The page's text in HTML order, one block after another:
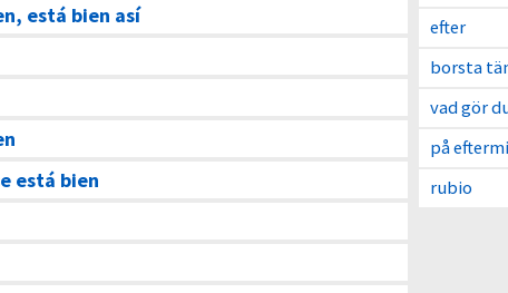
efter
borsta
vad gör
på
rubio
está bien así
está bien